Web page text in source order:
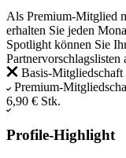
Als Premium-Mitglied
erhalten Sie jeden
Spotlight können Sie
Partnervorschlagslisten
Basis-Mitgliedschaft
Premium-
6,90 € Stk.
Profile-Highlight